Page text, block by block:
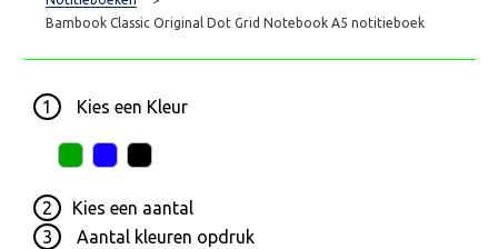
Bambook Classic Original Dot Grid Notebook A5 notitieboek
1 Kies een Kleur
2 Kies een aantal
3
Aantal kleuren opdruk